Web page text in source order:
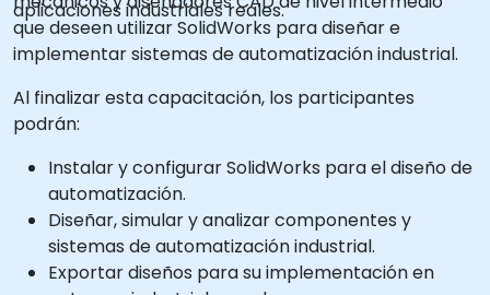
aplicaciones industriales reales.
que deseen utilizar SolidWorks para diseñar e
implementar sistemas de automatización industrial.
Al finalizar esta capacitación, los participantes
podrán:
Instalar y configurar SolidWorks para el diseño de
automatización.
Diseñar, simular y analizar componentes y
sistemas de automatización industrial.
Exportar diseños para su implementación en